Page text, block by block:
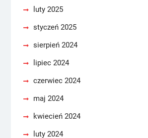
luty 2025
styczeń 2025
sierpień 2024
lipiec 2024
czerwiec 2024
maj 2024
kwiecień 2024
luty 2024